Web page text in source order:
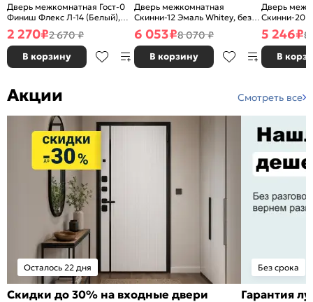
Дверь межкомнатная Гост-0
Финиш Флекс Л-14 (Белый),
глухая, каркасно-щитовая
2 270₽2 670 ₽
В корзину
Дверь межкомнатная
Скинни-12 Эмаль Whitey, без
декора, глухая, без стекла,
без кромки, скиновая
6 053₽8 070 ₽
В корзину
Дверь
Скинни-20
декора,
без кромки,
5 246₽8
В
Акции Смотреть все
Осталось 22 дня
Скидки до 30% на входные двери
Без срока
Гарантия